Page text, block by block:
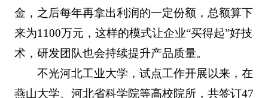
金，之后每年再拿出利润的一定份额，总额算下
来为1100万元，这样的模式让企业“买得起”好技
术，研发团队也会持续提升产品质量。
不光河北工业大学，试点工作开展以来，在
燕山大学、河北省科学院等高校院所，共签订47